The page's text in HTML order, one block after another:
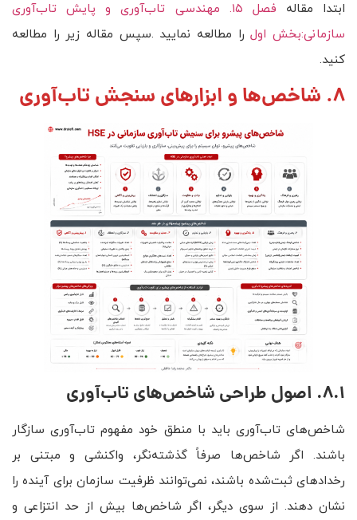
ابتدا مقاله
فصل ۱۵. مهندسی تاب‌آوری و پایش تاب‌آوری
سازمانی:بخش اولرا مطالعه نمایید .سپس مقاله زیر را مطالعه
کنید.
8. شاخص‌ها و ابزارهای سنجش تاب‌آوری
8.1. اصول طراحی شاخص‌های تاب‌آوری
شاخص‌های تاب‌آوری باید با منطق خود مفهوم تاب‌آوری سازگار
باشند. اگر شاخص‌ها صرفاً گذشته‌نگر، واکنشی و مبتنی بر
رخدادهای ثبت‌شده باشند، نمی‌توانند ظرفیت سازمان برای آینده را
نشان دهند. از سوی دیگر، اگر شاخص‌ها بیش از حد انتزاعی و